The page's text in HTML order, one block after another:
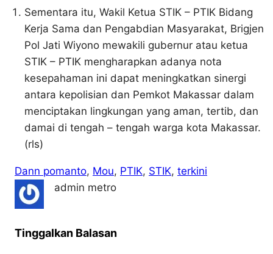
Sementara itu, Wakil Ketua STIK – PTIK Bidang
Kerja Sama dan Pengabdian Masyarakat, Brigjen
Pol Jati Wiyono mewakili gubernur atau ketua
STIK – PTIK mengharapkan adanya nota
kesepahaman ini dapat meningkatkan sinergi
antara kepolisian dan Pemkot Makassar dalam
menciptakan lingkungan yang aman, tertib, dan
damai di tengah – tengah warga kota Makassar.
(rls)
Dann pomanto, Mou, PTIK, STIK, terkini
admin metro
Tinggalkan Balasan